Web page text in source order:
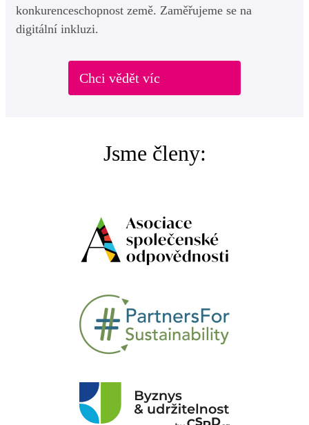
konkurenceschopnost země. Zaměřujeme se na
digitální inkluzi.
Chci vědět víc
Jsme členy: